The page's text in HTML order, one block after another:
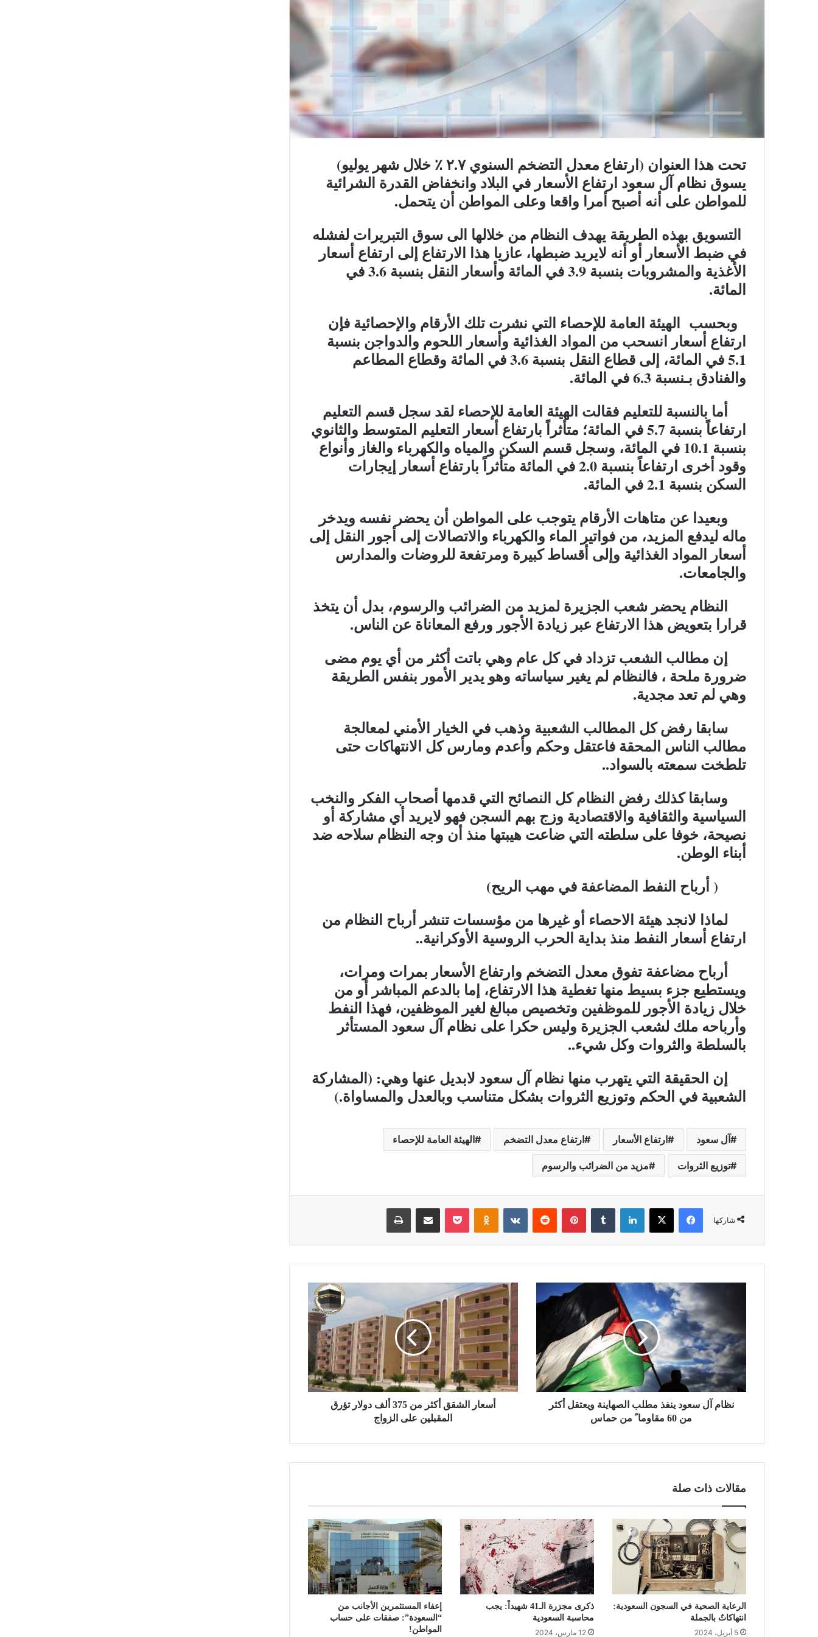
تحت هذا العنوان (ارتفاع معدل التضخم السنوي ٢.٧ ٪ خلال شهر يوليو)
يسوق نظام آل سعود ارتفاع الأسعار في البلاد وانخفاض القدرة الشرائية
للمواطن على أنه أصبح أمرا واقعا وعلى المواطن أن يتحمل.
التسويق بهذه الطريقة يهدف النظام من خلالها الى سوق التبريرات لفشله
في ضبط الأسعار أو أنه لايريد ضبطها، عازيا هذا الارتفاع إلى ارتفاع أسعار
الأغذية والمشروبات بنسبة 3.9 في المائة وأسعار النقل بنسبة 3.6 في
المائة.
وبحسب الهيئة العامة للإحصاء التي نشرت تلك الأرقام والإحصائية فإن
ارتفاع أسعار انسحب من المواد الغذائية وأسعار اللحوم والدواجن بنسبة
5.1 في المائة، إلى قطاع النقل بنسبة 3.6 في المائة وقطاع المطاعم
والفنادق بـنسبة 6.3 في المائة.
أما بالنسبة للتعليم فقالت الهيئة العامة للإحصاء لقد سجل قسم التعليم
ارتفاعاً بنسبة 5.7 في المائة؛ متأثراً بارتفاع أسعار التعليم المتوسط والثانوي
بنسبة 10.1 في المائة، وسجل قسم السكن والمياه والكهرباء والغاز وأنواع
وقود أخرى ارتفاعاً بنسبة 2.0 في المائة متأثراً بارتفاع أسعار إيجارات
السكن بنسبة 2.1 في المائة.
وبعيدا عن متاهات الأرقام يتوجب على المواطن أن يحضر نفسه ويدخر
ماله ليدفع المزيد، من فواتير الماء والكهرباء والاتصالات إلى أجور النقل إلى
أسعار المواد الغذائية وإلى أقساط كبيرة ومرتفعة للروضات والمدارس
والجامعات.
النظام يحضر شعب الجزيرة لمزيد من الضرائب والرسوم، بدل أن يتخذ
قرارا بتعويض هذا الارتفاع عبر زيادة الأجور ورفع المعاناة عن الناس.
إن مطالب الشعب تزداد في كل عام وهي باتت أكثر من أي يوم مضى
ضرورة ملحة ، فالنظام لم يغير سياساته وهو يدير الأمور بنفس الطريقة
وهي لم تعد مجدية.
سابقا رفض كل المطالب الشعبية وذهب في الخيار الأمني لمعالجة
مطالب الناس المحقة فاعتقل وحكم وأعدم ومارس كل الانتهاكات حتى
تلطخت سمعته بالسواد..
وسابقا كذلك رفض النظام كل النصائح التي قدمها أصحاب الفكر والنخب
السياسية والثقافية والاقتصادية وزج بهم السجن فهو لايريد أي مشاركة أو
نصيحة، خوفا على سلطته التي ضاعت هيبتها منذ أن وجه النظام سلاحه ضد
أبناء الوطن.
( أرباح النفط المضاعفة في مهب الريح)
لماذا لانجد هيئة الاحصاء أو غيرها من مؤسسات تنشر أرباح النظام من
ارتفاع أسعار النفط منذ بداية الحرب الروسية الأوكرانية..
أرباح مضاعفة تفوق معدل التضخم وارتفاع الأسعار بمرات ومرات،
ويستطيع جزء بسيط منها تغطية هذا الارتفاع، إما بالدعم المباشر أو من
خلال زيادة الأجور للموظفين وتخصيص مبالغ لغير الموظفين، فهذا النفط
وأرباحه ملك لشعب الجزيرة وليس حكرا على نظام آل سعود المستأثر
بالسلطة والثروات وكل شيء..
إن الحقيقة التي يتهرب منها نظام آل سعود لابديل عنها وهي: (المشاركة
الشعبية في الحكم وتوزيع الثروات بشكل متناسب وبالعدل والمساواة.)
آل سعود ارتفاع الأسعار ارتفاع معدل التضخم الهيئة العامة للإحصاء
توزيع الثروات مزيد من الضرائب والرسوم
شاركها
فيسبوك X لينكدإن بينتيريست Odnoklassniki
بوكيت مشاركة عبر البريد طباعة
نظام آل سعود ينفذ مطلب الصهاينة ويعتقل أكثر
من 60 مقاوما ً من حماس
أسعار الشقق أكثر من 375 ألف دولار تؤرق
المقبلين على الزواج
مقالات ذات صلة
الرعاية الصحية في السجون السعودية:
انتهاكاتٌ بالجملة
5 أبريل، 2024
ذكرى مجزرة الـ41 شهيداً: يجب
محاسبة السعودية
12 مارس، 2024
إعفاء المستثمرين الأجانب من
“السعودة”: صفقات على حساب
المواطن!